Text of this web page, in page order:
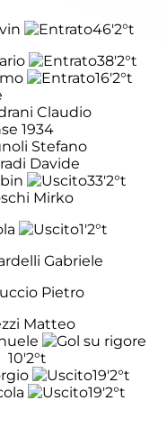
46'2°t
38'2°t
16'2°t
Claudio
1934
Stefano
Davide
33'2°t
Mirko
1'2°t
Gabriele
Pietro
Matteo
10'2°t
19'2°t
19'2°t